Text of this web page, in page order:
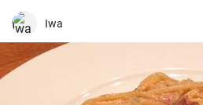
Iwa